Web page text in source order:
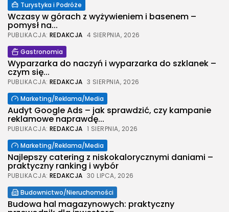
Turystyka i Podróże
Wczasy w górach z wyżywieniem i basenem –
pomysł na...
PUBLIKACJA: REDAKCJA 4 SIERPNIA, 2026
Gastronomia
Wyparzarka do naczyń i wyparzarka do szklanek –
czym się...
PUBLIKACJA: REDAKCJA 3 SIERPNIA, 2026
Marketing/Reklama/Media
Audyt Google Ads – jak sprawdzić, czy kampanie
reklamowe naprawdę...
PUBLIKACJA: REDAKCJA 1 SIERPNIA, 2026
Marketing/Reklama/Media
Najlepszy catering z niskokalorycznymi daniami –
praktyczny ranking i wybór
PUBLIKACJA: REDAKCJA 30 LIPCA, 2026
Budownictwo/Nieruchomości
Budowa hal magazynowych: praktyczny